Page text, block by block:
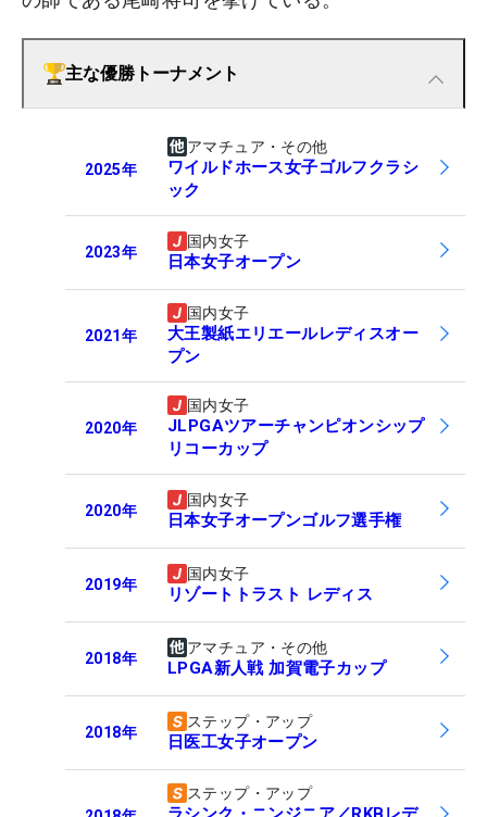
主な優勝トーナメント
2025年
アマチュア・その他
ワイルドホース女子ゴルフクラシ
ック
2023年
国内女子
日本女子オープン
2021年
国内女子
大王製紙エリエールレディスオー
プン
2020年
国内女子
JLPGAツアーチャンピオンシップ
リコーカップ
2020年
国内女子
日本女子オープンゴルフ選手権
2019年
国内女子
リゾートトラスト レディス
2018年
アマチュア・その他
LPGA新人戦 加賀電子カップ
2018年
ステップ・アップ
日医工女子オープン
ステップ・アップ